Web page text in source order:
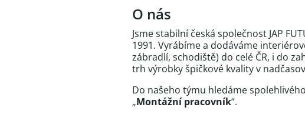
O nás
Jsme stabilní česká společnost JAP
1991. Vyrábíme a dodáváme
zábradlí, schodiště) do celé ČR, i do
trh výrobky špičkové kvality v
Do našeho týmu hledáme
„Montážní pracovník“.